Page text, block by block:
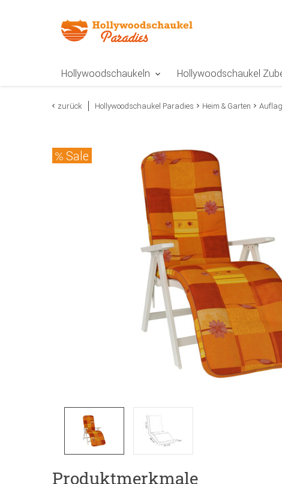
Hollywoodschaukeln Hollywoodschaukel
zurück Hollywoodschaukel Paradies Heim & Garten
Sale
Produktmerkmale